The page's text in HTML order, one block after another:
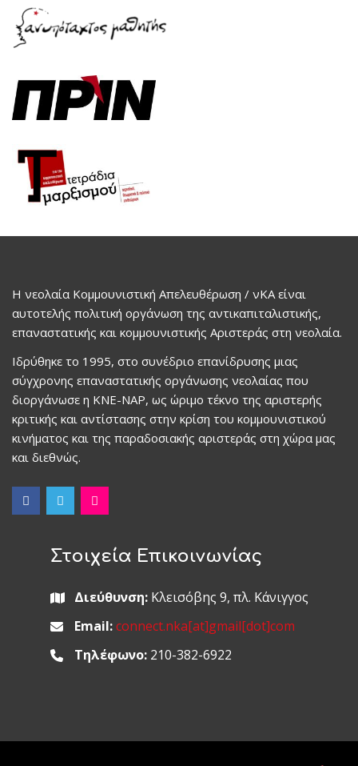
Η νεολαία Κομμουνιστική Απελευθέρωση / νΚΑ είναι
αυτοτελής πολιτική οργάνωση της αντικαπιταλιστικής,
επαναστατικής και κομμουνιστικής Αριστεράς στη νεολαία.
Ιδρύθηκε το 1995, στο συνέδριο επανίδρυσης μιας
σύγχρονης επαναστατικής οργάνωσης νεολαίας που
διοργάνωσε η ΚΝΕ-ΝΑΡ, ως ώριμο τέκνο της αριστερής
κριτικής και αντίστασης στην κρίση του κομμουνιστικού
κινήματος και της παραδοσιακής αριστεράς στη χώρα μας
και διεθνώς.
Στοιχεία Επικοινωνίας
Διεύθυνση:Κλεισόβης 9, πλ. Κάνιγγος
Email: connect.nka[at]gmail[dot]com
Τηλέφωνο:210-382-6922